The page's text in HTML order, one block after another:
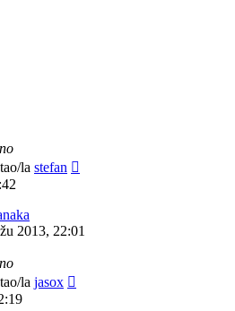
la stefan
2013, 22:01
la jasox